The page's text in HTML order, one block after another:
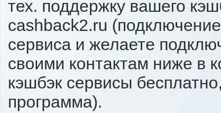
тех. поддержку вашего
cashback2.ru
сервиса и желаете
своими контактам ниже в
кэшбэк сервисы
программа).